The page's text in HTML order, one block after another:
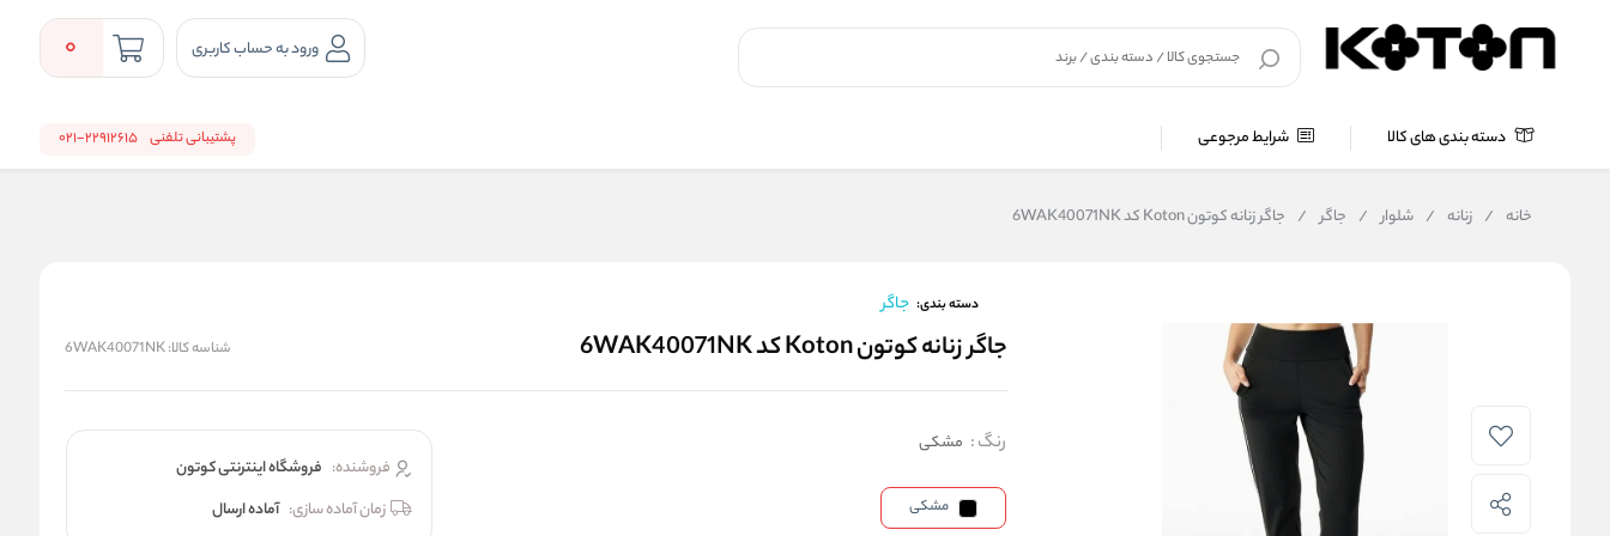
ورود به حساب کاربری 0
دسته بندی های کالا شرایط مرجوعی پشتیبانی تلفنی 22912615-021
خانه / زنانه / شلوار / جاگر / جاگر زنانه کوتون Koton کد 6WAK40071NK
دسته بندی: جاگر
جاگر زنانه کوتون Koton کد 6WAK40071NK شناسه کالا:6WAK40071NK
رنگ: مشکی
مشکی
فروشنده: فروشگاه اینترنتی کوتون
زمان آماده سازی: آماده ارسال